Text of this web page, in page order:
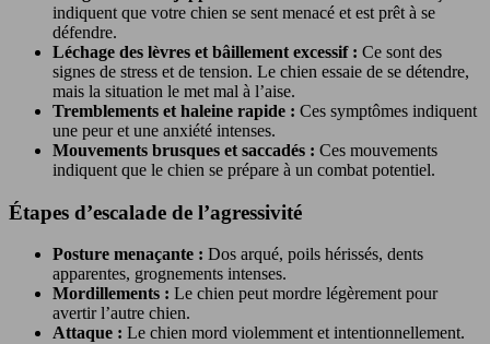
indiquent que votre chien se sent menacé et est prêt à se
défendre.
Léchage des lèvres et bâillement excessif : Ce sont des
signes de stress et de tension. Le chien essaie de se détendre,
mais la situation le met mal à l’aise.
Tremblements et haleine rapide : Ces symptômes indiquent
une peur et une anxiété intenses.
Mouvements brusques et saccadés : Ces mouvements
indiquent que le chien se prépare à un combat potentiel.
Étapes d’escalade de l’agressivité
Posture menaçante : Dos arqué, poils hérissés, dents
apparentes, grognements intenses.
Mordillements : Le chien peut mordre légèrement pour
avertir l’autre chien.
Attaque : Le chien mord violemment et intentionnellement.